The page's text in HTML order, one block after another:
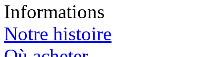
Informations
Notre histoire